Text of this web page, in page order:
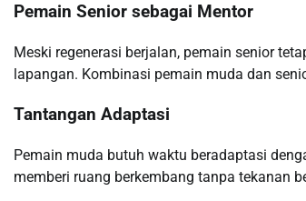
Pemain Senior sebagai Mentor
Meski regenerasi berjalan, pemain senior
lapangan. Kombinasi pemain muda dan
Tantangan Adaptasi
Pemain muda butuh waktu beradaptasi
memberi ruang berkembang tanpa tekanan